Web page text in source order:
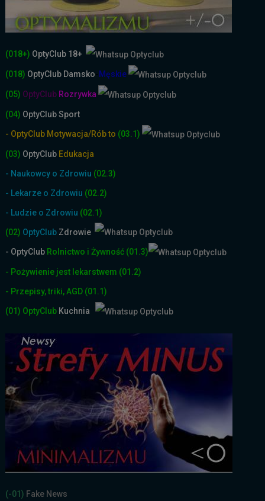
(018+) OptyClub 18+
(018) OptyClub Damsko Męskie
(05) OptyClub Rozrywka
(04) OptyClub Sport
- OptyClub Motywacja/Rób to (03.1)
(03) OptyClub Edukacja
- Naukowcy o Zdrowiu (02.3)
- Lekarze o Zdrowiu (02.2)
- Ludzie o Zdrowiu (02.1)
(02) OptyClub Zdrowie
- OptyClub Rolnictwo i Żywność (01.3)
- Pożywienie jest lekarstwem (01.2)
- Przepisy, triki, AGD (01.1)
(01) OptyClub Kuchnia
(-01) Fake News